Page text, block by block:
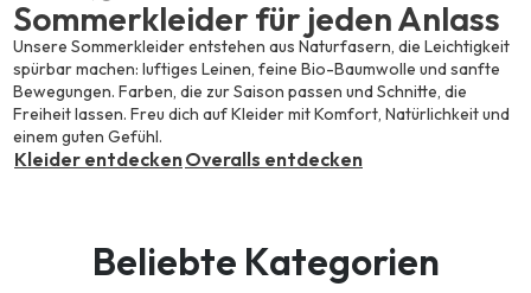
Sommerkleider für jeden Anlass
Unsere Sommerkleider entstehen aus Naturfasern, die Leichtigkeit
spürbar machen: luftiges Leinen, feine Bio-Baumwolle und sanfte
Bewegungen. Farben, die zur Saison passen und Schnitte, die
Freiheit lassen. Freu dich auf Kleider mit Komfort, Natürlichkeit und
einem guten Gefühl.
Kleider entdeckenOveralls entdecken
Beliebte Kategorien